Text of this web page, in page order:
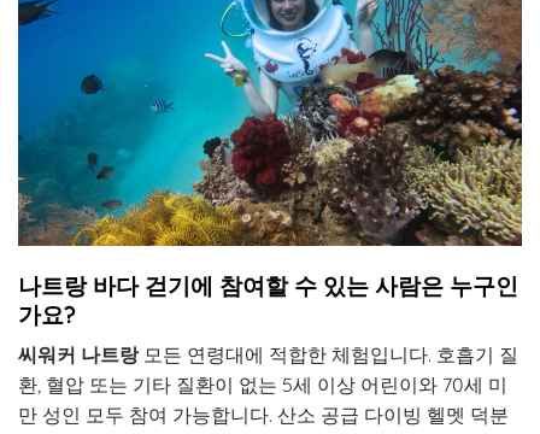
나트랑 바다 걷기에 참여할 수 있는 사람은 누구인
가요?
씨워커 나트랑모든 연령대에 적합한 체험입니다. 호흡기 질
환, 혈압 또는 기타 질환이 없는 5세 이상 어린이와 70세 미
만 성인 모두 참여 가능합니다. 산소 공급 다이빙 헬멧 덕분